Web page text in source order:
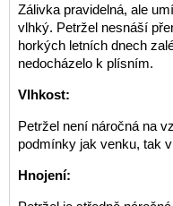
Zálivka pravidelná, ale
vlhký. Petržel nesnáší
horkých letních dnech
nedocházelo k plísním.
Vlhkost:
Petržel není náročná na
podmínky jak venku, tak
Hnojení: